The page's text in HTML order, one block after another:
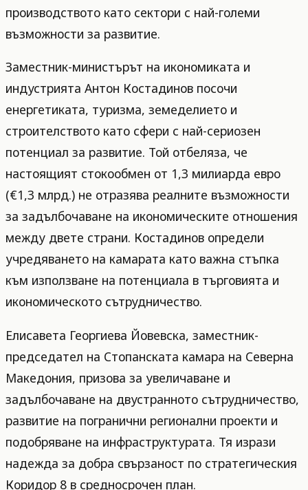
производството като сектори с най-големи
възможности за развитие.
Заместник-министърът на икономиката и
индустрията Антон Костадинов посочи
енергетиката, туризма, земеделието и
строителството като сфери с най-сериозен
потенциал за развитие. Той отбеляза, че
настоящият стокообмен от 1,3 милиарда евро
(€1,3 млрд.) не отразява реалните възможности
за задълбочаване на икономическите отношения
между двете страни. Костадинов определи
учредяването на камарата като важна стъпка
към използване на потенциала в търговията и
икономическото сътрудничество.
Елисавета Георгиева Йовевска, заместник-
председател на Стопанската камара на Северна
Македония, призова за увеличаване и
задълбочаване на двустранното сътрудничество,
развитие на погранични регионални проекти и
подобряване на инфраструктурата. Тя изрази
надежда за добра свързаност по стратегическия
Коридор 8 в средносрочен план.